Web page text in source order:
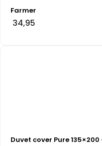
Farmer
34,95
Duvet cover Pure 135×200